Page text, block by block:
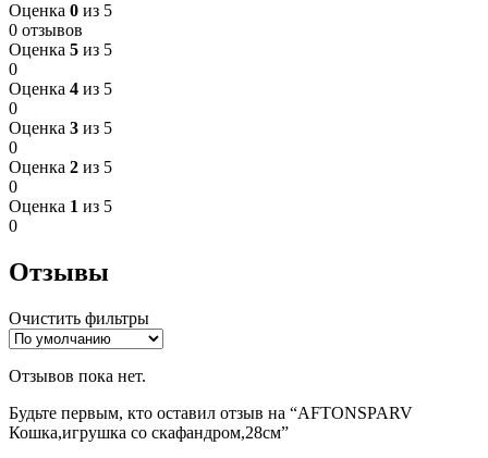
Оценка 0 из 5
0 отзывов
Оценка 5 из 5
0
Оценка 4 из 5
0
Оценка 3 из 5
0
Оценка 2 из 5
0
Оценка 1 из 5
0
Отзывы
Очистить фильтры
Отзывов пока нет.
Будьте первым, кто оставил отзыв на “AFTONSPARV
Кошка,игрушка со скафандром,28см”